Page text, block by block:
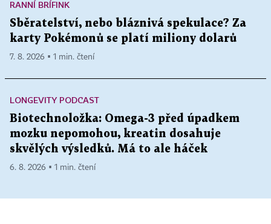
RANNÍ BRÍFINK
Sběratelství, nebo bláznivá spekulace? Za
karty Pokémonů se platí miliony dolarů
7. 8. 2026 ▪ 1 min. čtení
LONGEVITY PODCAST
Biotechnoložka: Omega-3 před úpadkem
mozku nepomohou, kreatin dosahuje
skvělých výsledků. Má to ale háček
6. 8. 2026 ▪ 1 min. čtení